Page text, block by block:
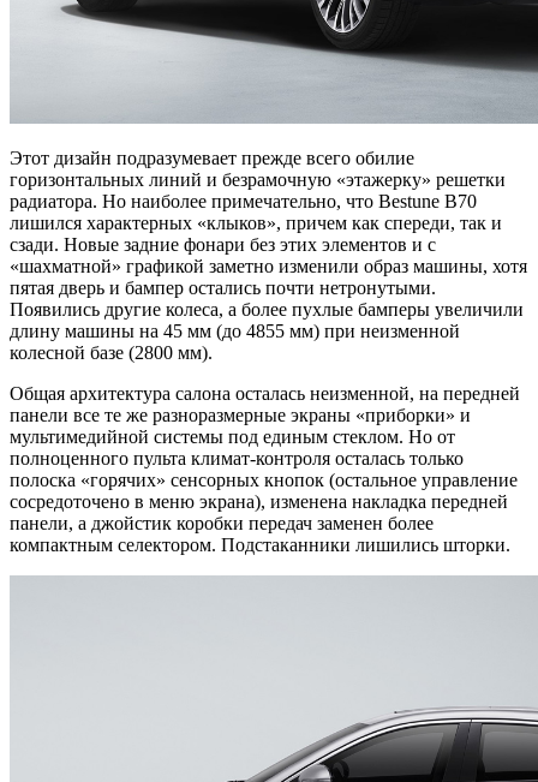
Этот дизайн подразумевает прежде всего обилие
горизонтальных линий и безрамочную «этажерку» решетки
радиатора. Но наиболее примечательно, что Bestune B70
лишился характерных «клыков», причем как спереди, так и
сзади. Новые задние фонари без этих элементов и с
«шахматной» графикой заметно изменили образ машины, хотя
пятая дверь и бампер остались почти нетронутыми.
Появились другие колеса, а более пухлые бамперы увеличили
длину машины на 45 мм (до 4855 мм) при неизменной
колесной базе (2800 мм).
Общая архитектура салона осталась неизменной, на передней
панели все те же разноразмерные экраны «приборки» и
мультимедийной системы под единым стеклом. Но от
полноценного пульта климат-контроля осталась только
полоска «горячих» сенсорных кнопок (остальное управление
сосредоточено в меню экрана), изменена накладка передней
панели, а джойстик коробки передач заменен более
компактным селектором. Подстаканники лишились шторки.